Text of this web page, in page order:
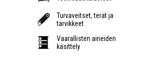
Turvaveitset, terät ja
tarvikkeet
Vaarallisten aineiden
käsittely